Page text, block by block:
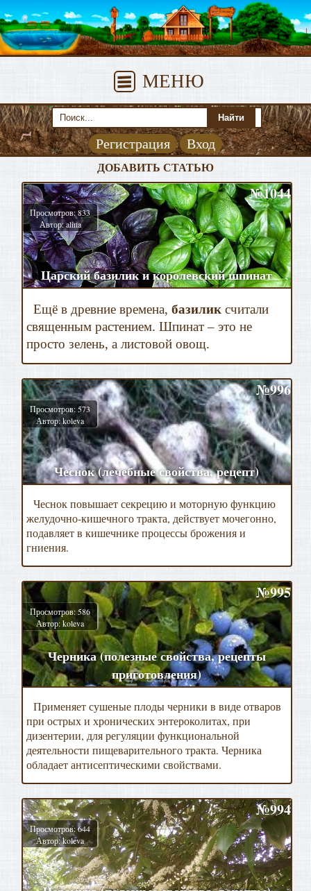
МЕНЮ
Регистрация Вход
ДОБАВИТЬ СТАТЬЮ
№1044
Просмотров: 833
Автор: alina
Царский базилик и королевский шпинат
Ещё в древние времена,базилик считали
священным растением. Шпинат – это не
просто зелень, а листовой овощ.
№996
Просмотров: 573
Автор: koleva
Чеснок (лечебные свойства, рецепт)
Чеснок повышает секрецию и моторную функцию
желудочно-кишечного тракта, действует мочегонно,
подавляет в кишечнике процессы брожения и
гниения.
№995
Просмотров: 586
Автор: koleva
Черника (полезные свойства, рецепты
приготовления)
Применяет сушеные плоды черники в виде отваров
при острых и хронических энтероколитах, при
дизентерии, для регуляции функциональной
деятельности пищеварительного тракта. Черника
обладает антисептическими свойствами.
№994
Просмотров: 644
Автор: koleva